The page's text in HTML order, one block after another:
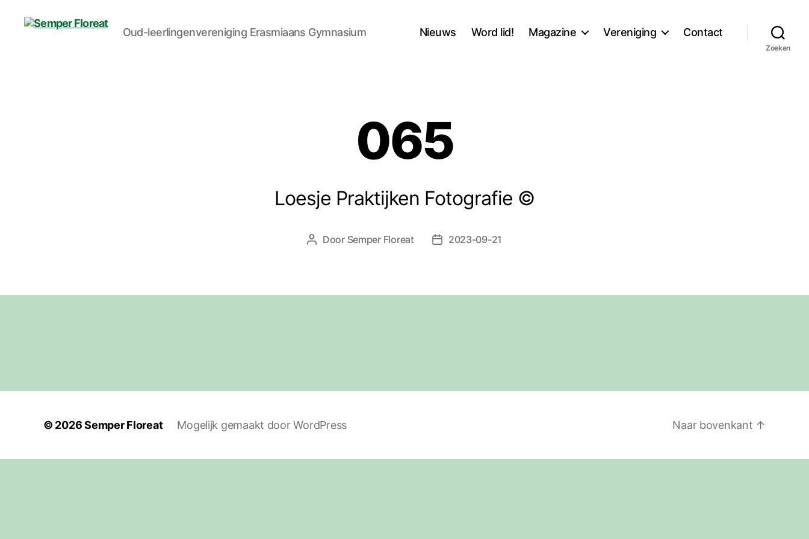
Oud-leerlingenvereniging Erasmiaans Gymnasium Nieuws Word lid! Magazine Vereniging Contact
Zoeken
065
Loesje Praktijken Fotografie ©
Berichtauteur
Door Semper Floreat Berichtdatum
2023-09-21
© 2026Semper Floreat Mogelijk gemaakt door WordPress Naar bovenkant ↑